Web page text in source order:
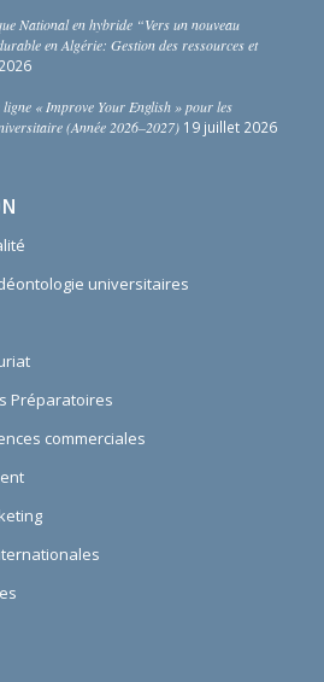
National en hybride “Vers un nouveau
en Algérie: Gestion des ressources et
ligne « Improve Your English » pour les
(Année 2026–2027) 19 juillet 2026
universitaires
Préparatoires
commerciales